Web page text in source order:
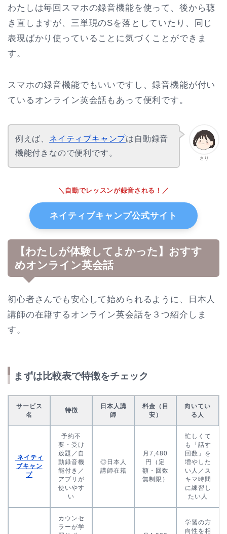
わたしは毎回スマホの録音機能を使って、後から聴
き直しますが、三単現のSを落としていたり、同じ
表現ばかり使っていることに気づくことができま
す。
スマホの録音機能でもいいですし、録音機能が付い
ているオンライン英会話もあって便利です。
さり
例えば、 ネイティブキャンプは自動録音
機能付きなので便利です。
＼自動でレッスンが録音される！／
ネイティブキャンプ公式サイト
【わたしが体験してよかった】おすす
めオンライン英会話
初心者さんでも安心して始められるように、日本人
講師の在籍するオンライン英会話を３つ紹介しま
す。
まずは比較表で特徴をチェック
サービス
名
特徴
日本人講
師
料金（目
安）
向いてい
る人
ネイティ
ブキャン
プ
予約不
要・受け
放題／自
動録音機
能付き／
アプリが
使いやす
い
◎日本人
講師在籍
月7,480
円（定
額・回数
無制限）
忙しくて
も「話す
回数」を
増やした
い人／ス
キマ時間
に練習し
たい人
カウンセ
ラーが学
学習の方
向性を相